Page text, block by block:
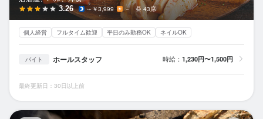
3.26 ～￥3,999 － 43席
個人経営 フルタイム歓迎 平日のみ勤務OK ネイルOK
バイト ホールスタッフ 時給： 1,230円〜1,500円
最終更新日：30日以上前